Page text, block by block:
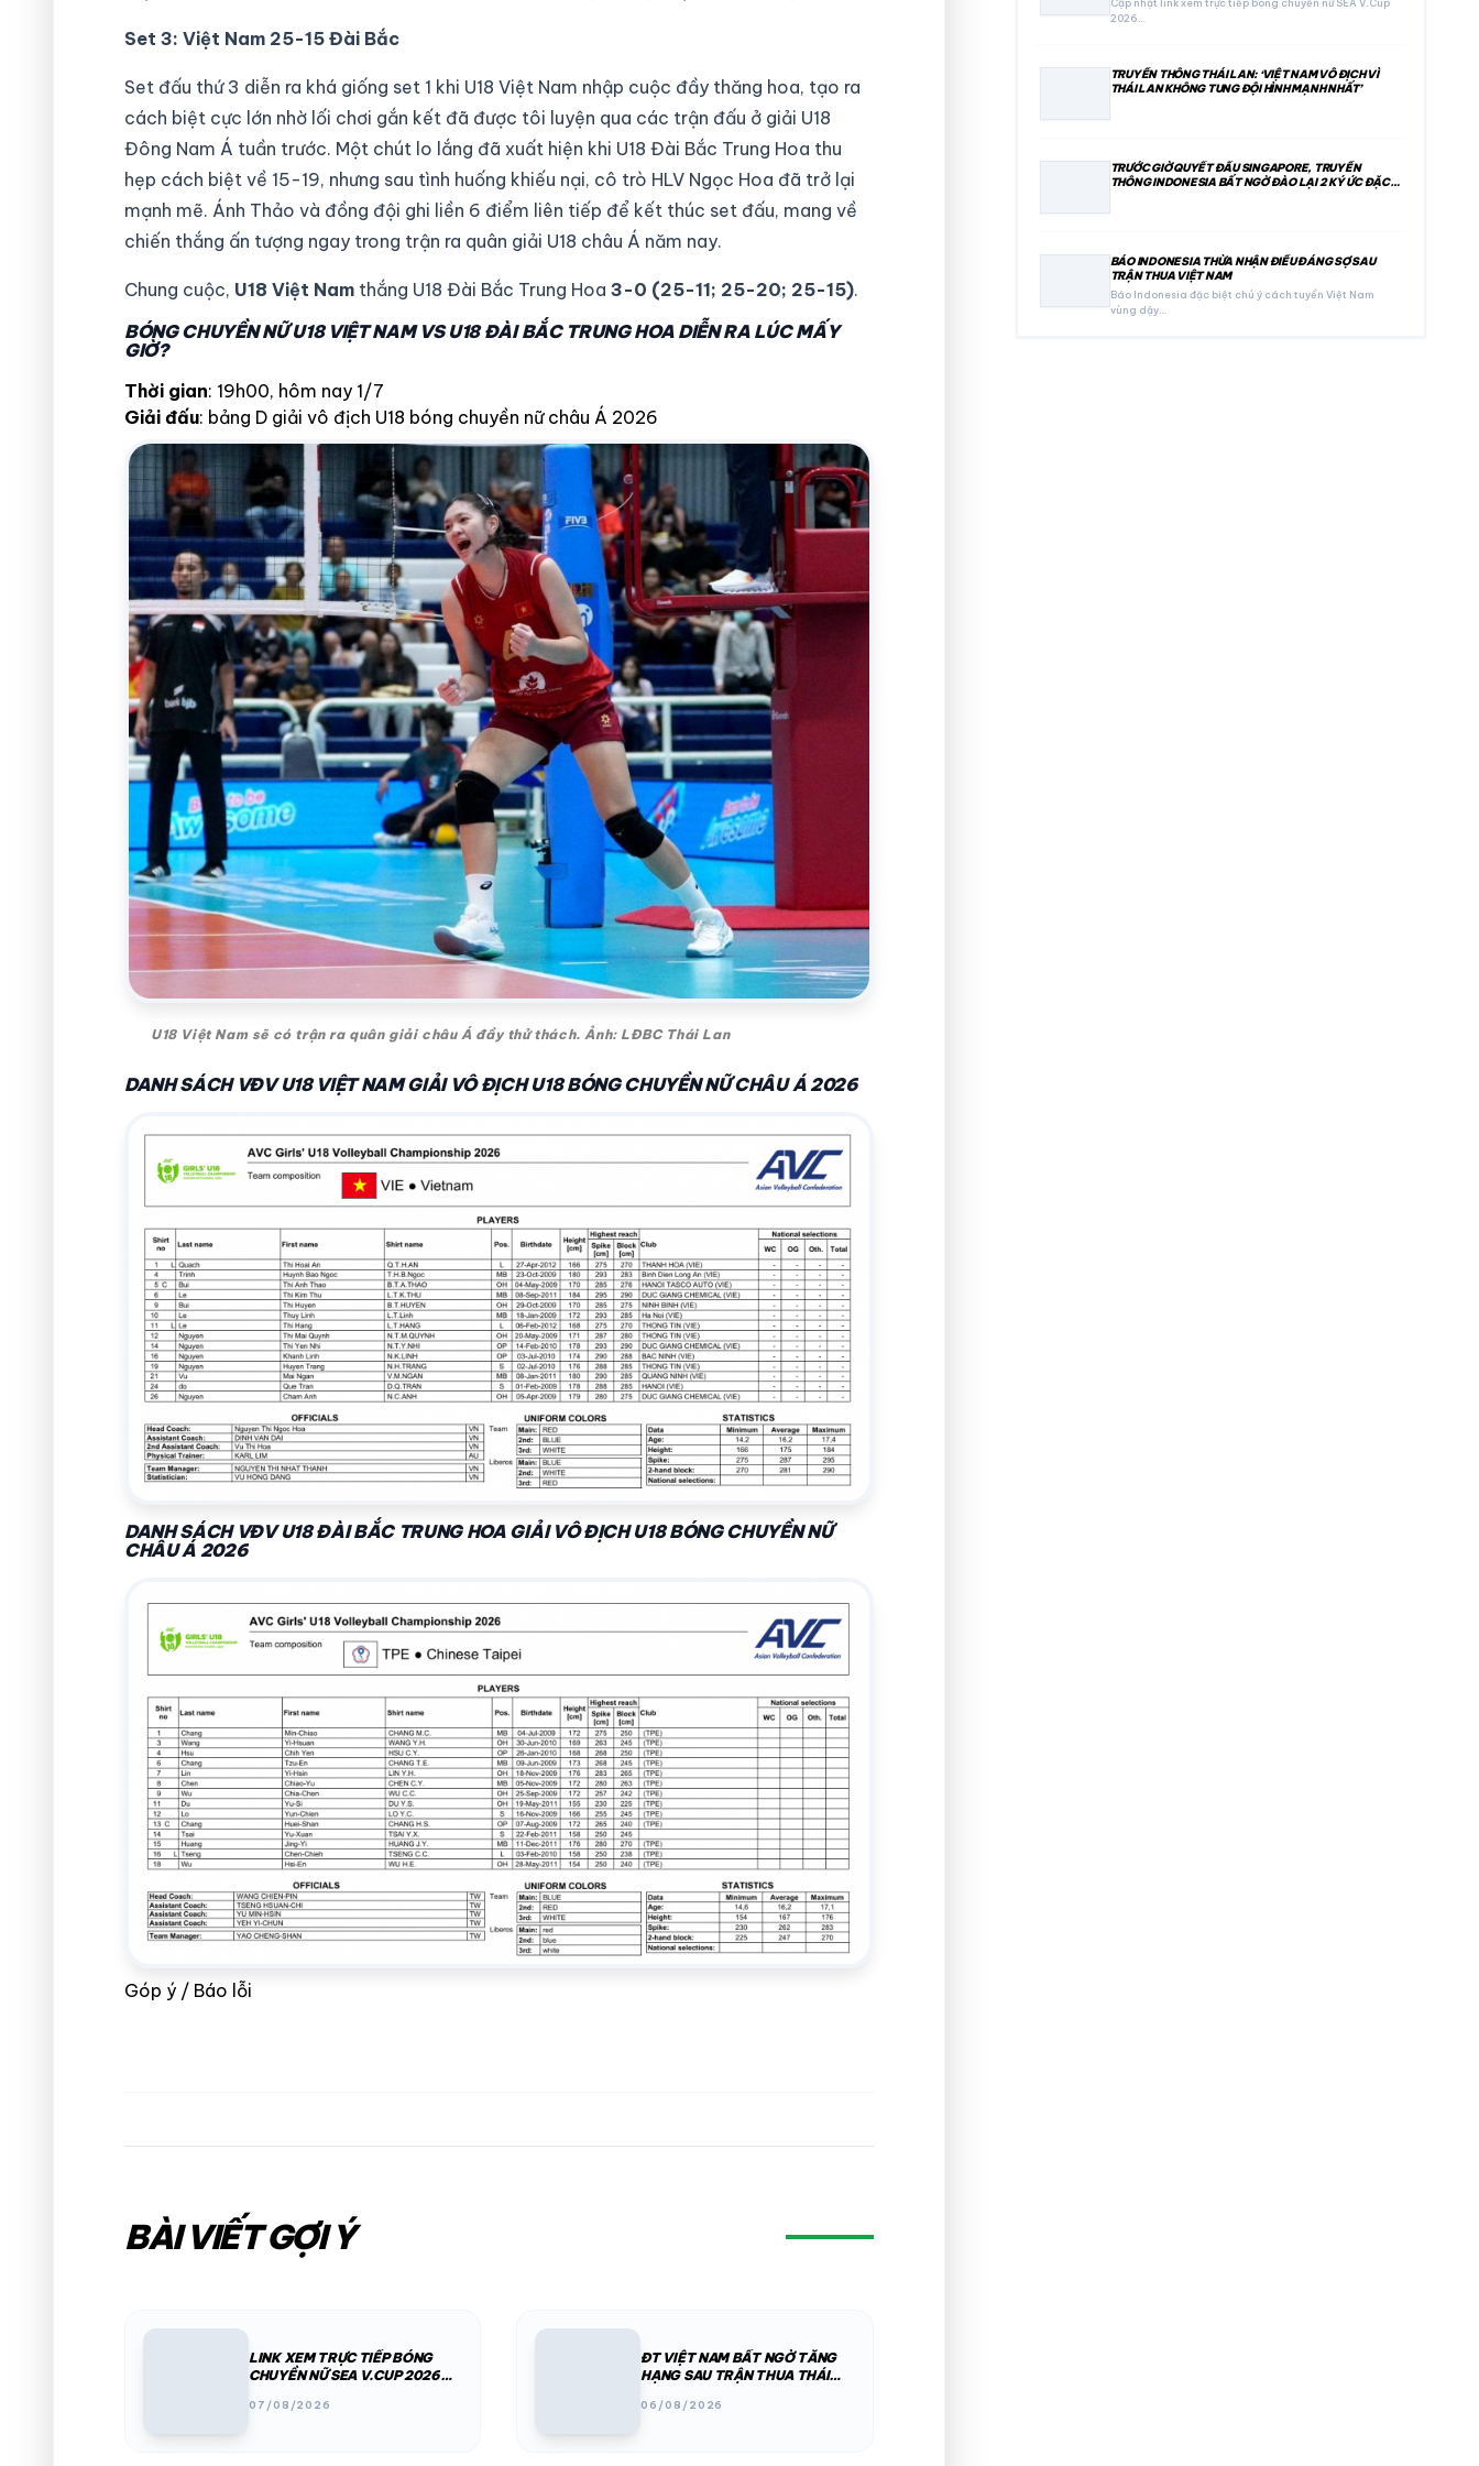
Set 3: Việt Nam 25-15 Đài Bắc
Set đấu thứ 3 diễn ra khá giống set 1 khi U18 Việt Nam nhập cuộc đầy thăng hoa, tạo ra
cách biệt cực lớn nhờ lối chơi gắn kết đã được tôi luyện qua các trận đấu ở giải U18
Đông Nam Á tuần trước. Một chút lo lắng đã xuất hiện khi U18 Đài Bắc Trung Hoa thu
hẹp cách biệt về 15-19, nhưng sau tình huống khiếu nại, cô trò HLV Ngọc Hoa đã trở lại
mạnh mẽ. Ánh Thảo và đồng đội ghi liền 6 điểm liên tiếp để kết thúc set đấu, mang về
chiến thắng ấn tượng ngay trong trận ra quân giải U18 châu Á năm nay.
Chung cuộc, U18 Việt Nam thắng U18 Đài Bắc Trung Hoa 3-0 (25-11; 25-20; 25-15).
BÓNG CHUYỀN NỮ U18 VIỆT NAM VS U18 ĐÀI BẮC TRUNG HOA DIỄN RA LÚC MẤY
GIỜ?
Thời gian: 19h00, hôm nay 1/7
Giải đấu: bảng D giải vô địch U18 bóng chuyền nữ châu Á 2026
U18 Việt Nam sẽ có trận ra quân giải châu Á đầy thử thách. Ảnh: LĐBC Thái Lan
DANH SÁCH VĐV U18 VIỆT NAM GIẢI VÔ ĐỊCH U18 BÓNG CHUYỀN NỮ CHÂU Á 2026
DANH SÁCH VĐV U18 ĐÀI BẮC TRUNG HOA GIẢI VÔ ĐỊCH U18 BÓNG CHUYỀN NỮ
CHÂU Á 2026
Góp ý / Báo lỗi
BÀI VIẾT GỢI Ý
LINK XEM TRỰC TIẾP BÓNG
CHUYỀN NỮ SEA V.CUP 2026
INDONESIA
07/08/2026
ĐT VIỆT NAM BẤT NGỜ TĂNG
HẠNG SAU TRẬN THUA THÁI
06/08/2026
Cập nhật link xem trực tiếp bóng chuyền nữ SEA V.Cup
2026…
TRUYỀN THÔNG THÁI LAN: ‘VIỆT NAM VÔ ĐỊCH VÌ
THÁI LAN KHÔNG TUNG ĐỘI HÌNH MẠNH NHẤT’
TRƯỚC GIỜ QUYẾT ĐẤU SINGAPORE, TRUYỀN
THÔNG INDONESIA BẤT NGỜ ĐÀO LẠI 2 KÝ ỨC ĐẶC
BÁO INDONESIA THỪA NHẬN ĐIỀU ĐÁNG SỢ SAU
TRẬN THUA VIỆT NAM
Báo Indonesia đặc biệt chú ý cách tuyển Việt Nam
vùng dậy…